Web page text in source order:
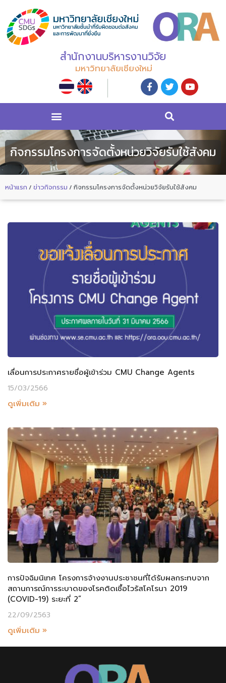
สำนักงานบริหารงานวิจัย
มหาวิทยาลัยเชียงใหม่
กิจกรรมโครงการจัดตั้งหน่วยวิจัยรับใช้สังคม
หน้าแรก / ข่าวกิจกรรม / กิจกรรมโครงการจัดตั้งหน่วยวิจัยรับใช้สังคม
เลื่อนการประกาศรายชื่อผู้เข้าร่วม CMU Change Agents
15/03/2566
ดูเพิ่มเติม »
การปัจฉิมนิเทศ โครงการจ้างงานประชาชนที่ได้รับผลกระทบจาก
สถานการณ์การระบาดของโรคติดเชื้อไวรัสโคโรนา 2019
(COVID-19) ระยะที่ 2”
22/09/2563
ดูเพิ่มเติม »